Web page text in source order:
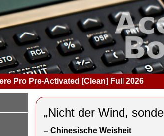
Pro Pre-Activated [Clean] Full 2026
„Nicht der Wind,
– Chinesische Weisheit